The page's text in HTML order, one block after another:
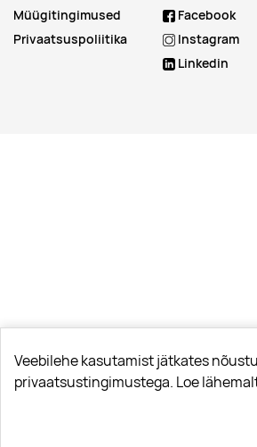
Müügitingimused
Privaatsuspoliitika
Facebook
Instagram
Linkedin
Veebilehe kasutamist jätkates
privaatsustingimustega. Loe